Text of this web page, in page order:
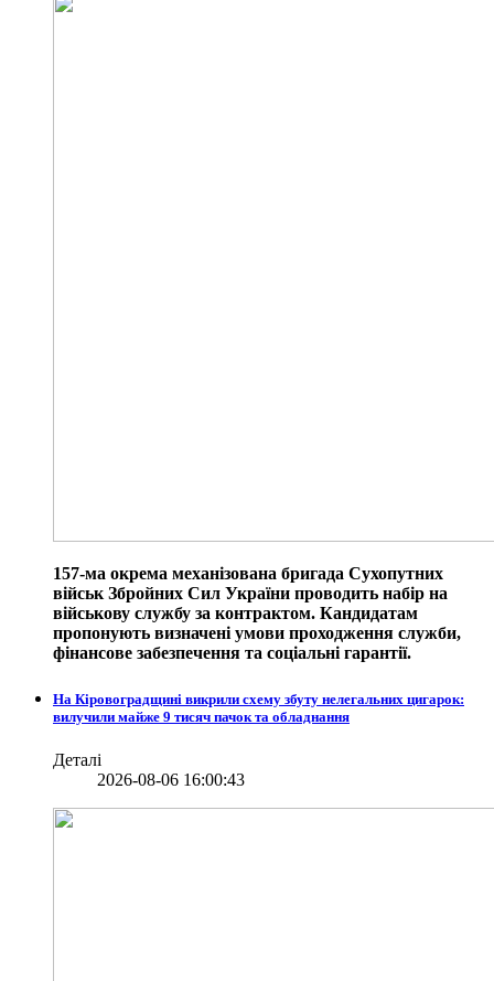
157-ма окрема механізована бригада Сухопутних
військ Збройних Сил України проводить набір на
військову службу за контрактом. Кандидатам
пропонують визначені умови проходження служби,
фінансове забезпечення та соціальні гарантії.
На Кіровоградщині викрили схему збуту нелегальних цигарок:
вилучили майже 9 тисяч пачок та обладнання
Деталі
2026-08-06 16:00:43